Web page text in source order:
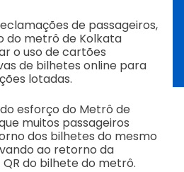
de passageiros,
do metrô de Kolkata
o uso de cartões
de bilhetes online para
lotadas.
esforço do Metrô de
muitos passageiros
dos bilhetes do mesmo
ao retorno da
do bilhete do metrô.